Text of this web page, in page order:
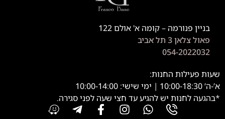
בניין פנורמה – קומה א' אולם 122
פאול צלאן 3 תל אביב
054-2022032
שעות פעילות החנות:
א’-ה’ 10:00-18:30 | ימי שישי: 10:00-14:00
*בהגעה לחנות יש להגיע עד חצי שעה לפני סגירה.